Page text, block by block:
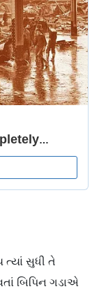
ત્યાં સુધી તે
બિપિન ગડાએ